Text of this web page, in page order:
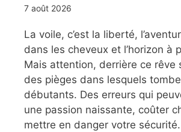
7 août 2026
La voile, c’est la liberté,
dans les cheveux et l’horizon à
Mais attention, derrière ce rêve
des pièges dans lesquels
débutants. Des erreurs qui
une passion naissante, coûter
mettre en danger votre